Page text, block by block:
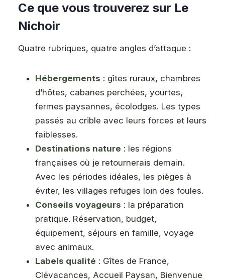
Ce que vous trouverez sur Le
Nichoir
Quatre rubriques, quatre angles d’attaque :
Hébergements : gîtes ruraux, chambres
d’hôtes, cabanes perchées, yourtes,
fermes paysannes, écolodges. Les types
passés au crible avec leurs forces et leurs
faiblesses.
Destinations nature : les régions
françaises où je retournerais demain.
Avec les périodes idéales, les pièges à
éviter, les villages refuges loin des foules.
Conseils voyageurs : la préparation
pratique. Réservation, budget,
équipement, séjours en famille, voyage
avec animaux.
Labels qualité : Gîtes de France,
Clévacances, Accueil Paysan, Bienvenue